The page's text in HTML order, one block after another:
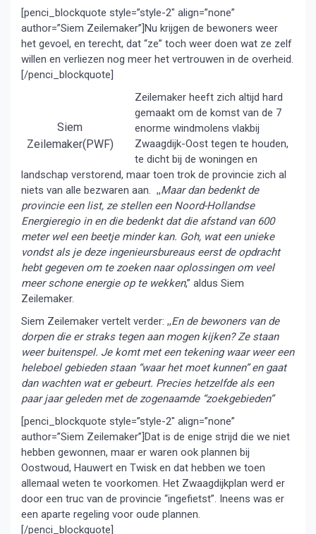
[penci_blockquote style=”style-2″ align=”none”
author=”Siem Zeilemaker”]Nu krijgen de bewoners weer
het gevoel, en terecht, dat “ze” toch weer doen wat ze zelf
willen en verliezen nog meer het vertrouwen in de overheid.
[/penci_blockquote]
Siem
Zeilemaker(PWF)
Zeilemaker heeft zich altijd hard
gemaakt om de komst van de 7
enorme windmolens vlakbij
Zwaagdijk-Oost tegen te houden,
te dicht bij de woningen en
landschap verstorend, maar toen trok de provincie zich al
niets van alle bezwaren aan. ,,Maar dan bedenkt de
provincie een list, ze stellen een Noord-Hollandse
Energieregio in en die bedenkt dat die afstand van 600
meter wel een beetje minder kan. Goh, wat een unieke
vondst als je deze ingenieursbureaus eerst de opdracht
hebt gegeven om te zoeken naar oplossingen om veel
meer schone energie op te wekken,” aldus Siem
Zeilemaker.
Siem Zeilemaker vertelt verder: ,,En de bewoners van de
dorpen die er straks tegen aan mogen kijken? Ze staan
weer buitenspel. Je komt met een tekening waar weer een
heleboel gebieden staan “waar het moet kunnen” en gaat
dan wachten wat er gebeurt. Precies hetzelfde als een
paar jaar geleden met de zogenaamde “zoekgebieden”
[penci_blockquote style=”style-2″ align=”none”
author=”Siem Zeilemaker”]Dat is de enige strijd die we niet
hebben gewonnen, maar er waren ook plannen bij
Oostwoud, Hauwert en Twisk en dat hebben we toen
allemaal weten te voorkomen. Het Zwaagdijkplan werd er
door een truc van de provincie “ingefietst”. Ineens was er
een aparte regeling voor oude plannen.
[/penci_blockquote]